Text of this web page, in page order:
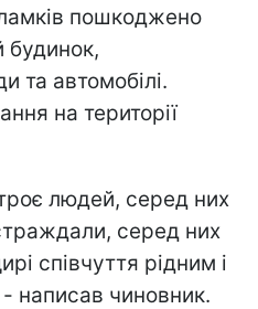
пошкоджено
будинок,
та автомобілі.
на території
людей, серед них
серед них
співчуття рідним і
написав чиновник.